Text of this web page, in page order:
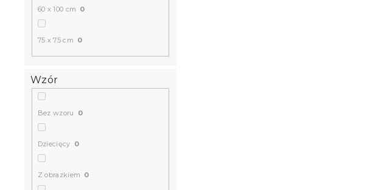
60 x 100 cm 0
75 x 75 cm 0
Wzór
Bez wzoru 0
Dziecięcy 0
Z obrazkiem 0